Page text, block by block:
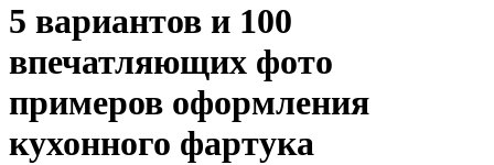
5 вариантов и 100
впечатляющих фото
примеров оформления
кухонного фартука